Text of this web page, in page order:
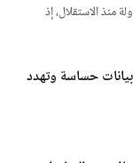
منذ الاستقلال، إذ
بيانات حساسة وتهدد